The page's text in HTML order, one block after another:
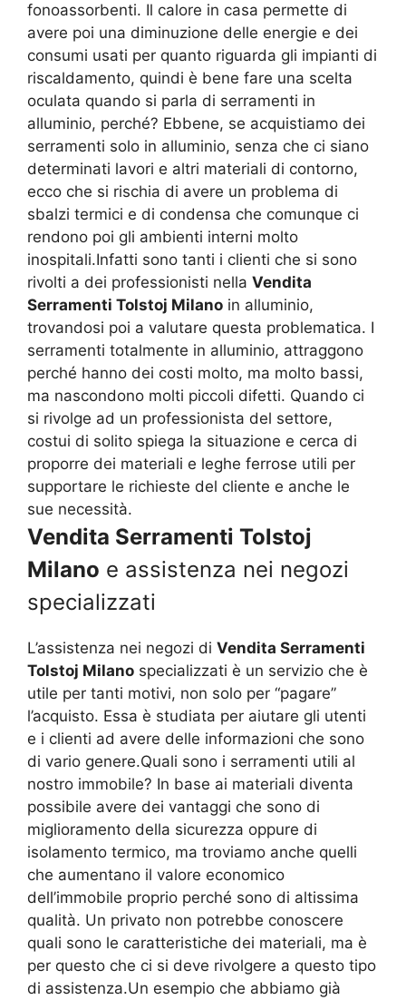
fonoassorbenti. Il calore in casa permette di
avere poi una diminuzione delle energie e dei
consumi usati per quanto riguarda gli impianti di
riscaldamento, quindi è bene fare una scelta
oculata quando si parla di serramenti in
alluminio, perché? Ebbene, se acquistiamo dei
serramenti solo in alluminio, senza che ci siano
determinati lavori e altri materiali di contorno,
ecco che si rischia di avere un problema di
sbalzi termici e di condensa che comunque ci
rendono poi gli ambienti interni molto
inospitali.Infatti sono tanti i clienti che si sono
rivolti a dei professionisti nella Vendita
Serramenti Tolstoj Milano in alluminio,
trovandosi poi a valutare questa problematica. I
serramenti totalmente in alluminio, attraggono
perché hanno dei costi molto, ma molto bassi,
ma nascondono molti piccoli difetti. Quando ci
si rivolge ad un professionista del settore,
costui di solito spiega la situazione e cerca di
proporre dei materiali e leghe ferrose utili per
supportare le richieste del cliente e anche le
sue necessità.
Vendita Serramenti Tolstoj
Milano e assistenza nei negozi
specializzati
L’assistenza nei negozi di Vendita Serramenti
Tolstoj Milano specializzati è un servizio che è
utile per tanti motivi, non solo per “pagare”
l’acquisto. Essa è studiata per aiutare gli utenti
e i clienti ad avere delle informazioni che sono
di vario genere.Quali sono i serramenti utili al
nostro immobile? In base ai materiali diventa
possibile avere dei vantaggi che sono di
miglioramento della sicurezza oppure di
isolamento termico, ma troviamo anche quelli
che aumentano il valore economico
dell’immobile proprio perché sono di altissima
qualità. Un privato non potrebbe conoscere
quali sono le caratteristiche dei materiali, ma è
per questo che ci si deve rivolgere a questo tipo
di assistenza.Un esempio che abbiamo già